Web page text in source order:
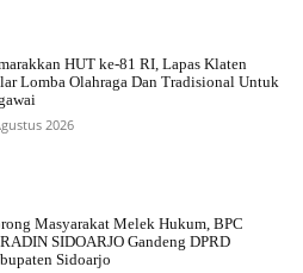
HUT ke-81 RI, Lapas Klaten
Lomba Olahraga Dan Tradisional Untuk
2026
Masyarakat Melek Hukum, BPC
SIDOARJO Gandeng DPRD
Sidoarjo